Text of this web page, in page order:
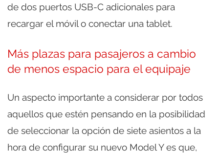
de dos puertos USB-C adicionales para
recargar el móvil o conectar una tablet.
Más plazas para pasajeros a cambio
de menos espacio para el equipaje
Un aspecto importante a considerar por todos
aquellos que estén pensando en la posibilidad
de seleccionar la opción de siete asientos a la
hora de configurar su nuevo Model Y es que,